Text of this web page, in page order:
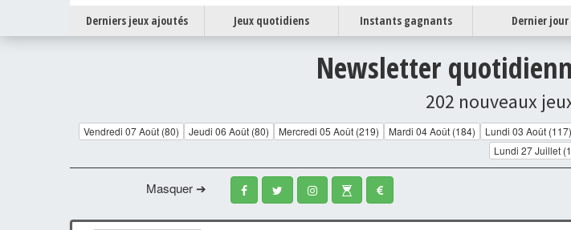
Derniers jeux ajoutés Jeux quotidiens Instants gagnants Dernier jour
Newsletter
202 nouveaux
Vendredi 07 Août (80) Jeudi 06 Août (80) Mercredi 05 Août (219) Mardi 04 Août (184) Lundi 03 Août (117)
Lundi 27 Juillet
Masquer ➔